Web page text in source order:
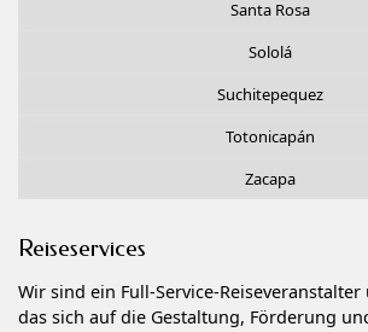
Santa Rosa
Sololá
Suchitepequez
Totonicapán
Zacapa
Reiseservices
Wir sind ein Full-Service-
das sich auf die Gestaltung, Förderung